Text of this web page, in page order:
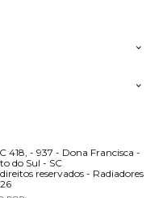
418, - 937 - Dona Francisca -
do Sul - SC
reservados - Radiadores